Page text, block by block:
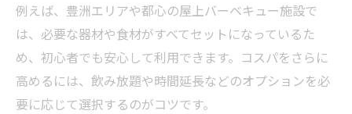
例えば、豊洲エリアや都心の屋上バーベキュー施設で
は、必要な器材や食材がすべてセットになっているた
め、初心者でも安心して利用できます。コスパをさらに
高めるには、飲み放題や時間延長などのオプションを必
要に応じて選択するのがコツです。